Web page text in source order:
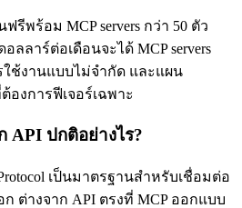
รีพร้อม MCP servers กว่า 50 ตัว
ลลาร์ต่อเดือนจะได้ MCP servers
ใช้งานแบบไม่จำกัด และแผน
องการฟีเจอร์เฉพาะ
API ปกติอย่างไร?
เป็นมาตรฐานสำหรับเชื่อมต่อ
ต่างจาก API ตรงที่ MCP ออกแบบ